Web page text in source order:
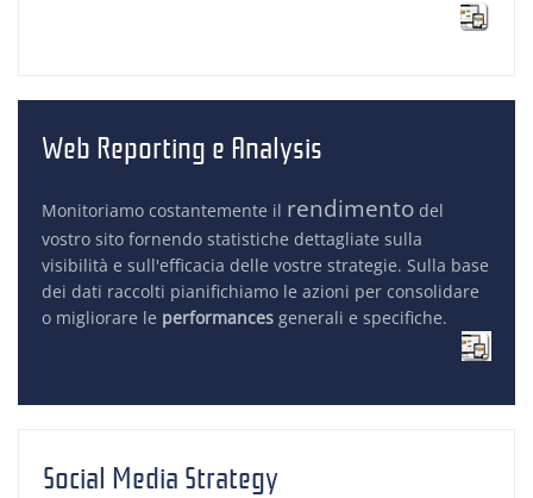
Web Reporting e Analysis
Monitoriamo costantemente il rendimento del
vostro sito fornendo statistiche dettagliate sulla
visibilità e sull'efficacia delle vostre strategie. Sulla base
dei dati raccolti pianifichiamo le azioni per consolidare
o migliorare le performances generali e specifiche.
Social Media Strategy